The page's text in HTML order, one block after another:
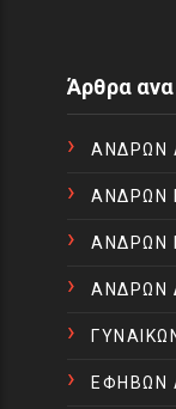
Άρθρα
ΑΝΔΡΩΝ
ΑΝΔΡΩΝ
ΑΝΔΡΩΝ
ΑΝΔΡΩΝ
ΕΦΗΒΩΝ